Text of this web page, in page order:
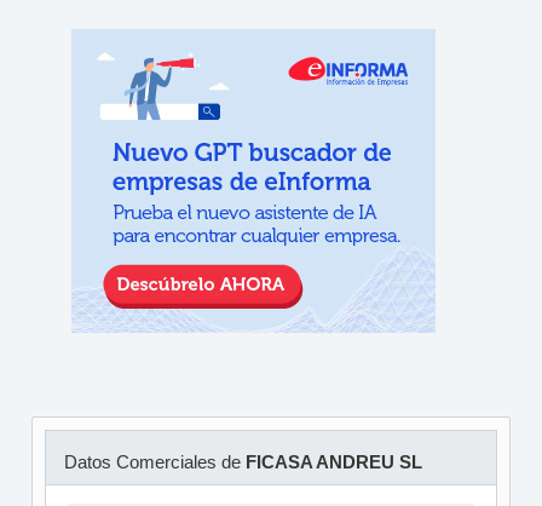
Datos Comerciales de FICASA ANDREU SL